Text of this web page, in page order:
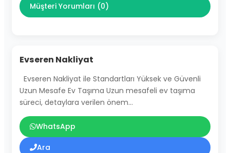
Müşteri Yorumları (0)
Evseren Nakliyat
Evseren Nakliyat ile Standartları Yüksek ve Güvenli
Uzun Mesafe Ev Taşıma Uzun mesafeli ev taşıma
süreci, detaylara verilen önem…
WhatsApp
Ara